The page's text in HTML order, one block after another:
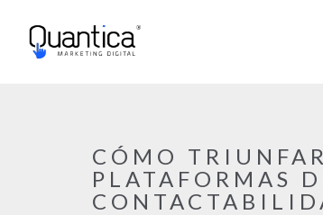
CÓMO
PLATAFORMAS